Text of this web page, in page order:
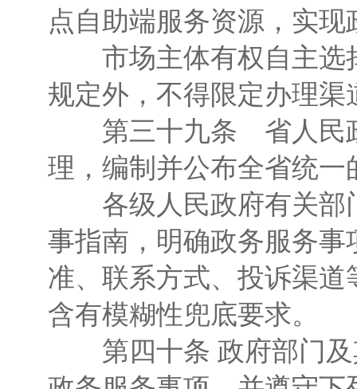
点自助端服务资源，实
市场主体有权自主选
规定外，不得限定办理渠
第三十九条 省人民政
理，编制并公布全省统
各级人民政府有关部
事指南，明确政务服务
准、联系方式、投诉渠
含有模糊性兜底要求。
第四十条 政府部门及